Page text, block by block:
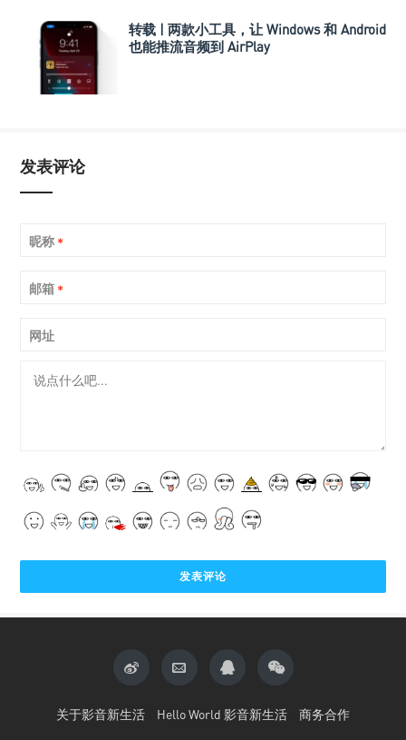
转载 | 两款小工具，让 Windows 和 Android
也能推流音频到 AirPlay
发表评论
昵称 *
邮箱 *
网址
关于影音新生活 Hello World 影音新生活 商务合作